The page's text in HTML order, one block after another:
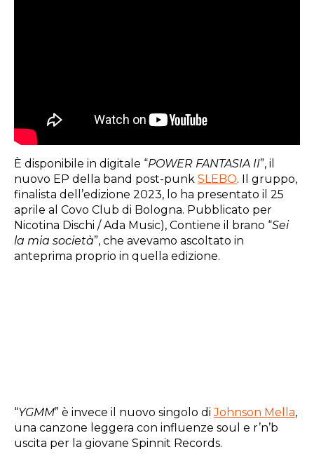
È disponibile in digitale “POWER FANTASIA II”, il
nuovo EP della band post-punk SLEBO. Il gruppo,
finalista dell’edizione 2023, lo ha presentato il 25
aprile al Covo Club di Bologna. Pubblicato per
Nicotina Dischi / Ada Music), Contiene il brano “Sei
la mia società”, che avevamo ascoltato in
anteprima proprio in quella edizione.
“YGMM” è invece il nuovo singolo diJohnson Mella,
una canzone leggera con influenze soul e r’n’b
uscita per la giovane Spinnit Records.